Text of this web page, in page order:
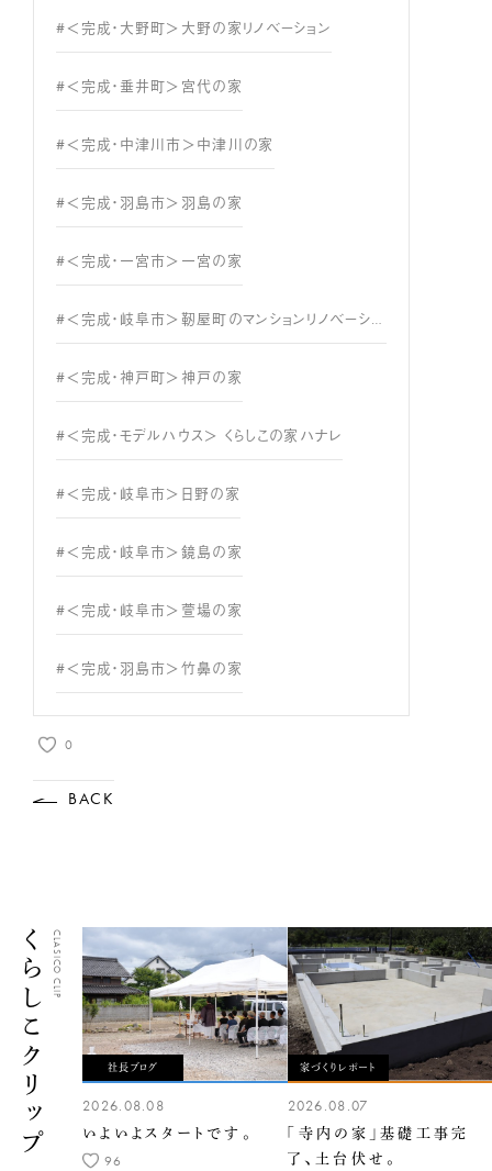
#＜完成・大野町＞大野の家リノベーション
#＜完成・垂井町＞宮代の家
#＜完成・中津川市＞中津川の家
#＜完成・羽島市＞羽島の家
#＜完成・一宮市＞一宮の家
#＜完成・岐阜市＞靭屋町のマンションリノベーション
#＜完成・神戸町＞神戸の家
#＜完成・モデルハウス＞ くらしこの家ハナレ
#＜完成・岐阜市＞日野の家
#＜完成・岐阜市＞鏡島の家
#＜完成・岐阜市＞萱場の家
#＜完成・羽島市＞竹鼻の家
0
BACK
くらしこクリップCLASICO CLIP
社長ブログ
2026.08.08
いよいよスタートです。
96
家づくりレポート
2026.08.07
「寺内の家」基礎工事完
了、土台伏せ。